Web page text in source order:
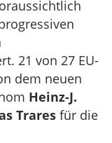
21 von 27 EU-
dem neuen
Heinz-J.
Trares für die